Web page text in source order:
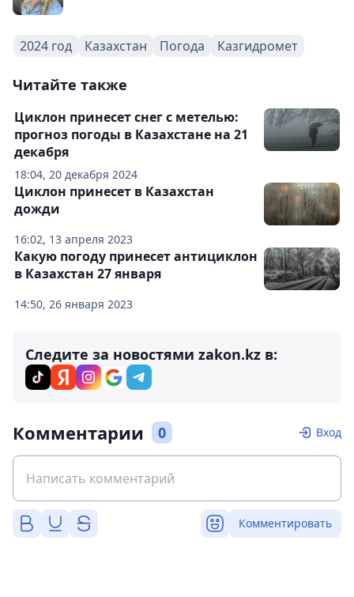
2024 год Казахстан Погода Казгидромет
Читайте также
18:04, 20 декабря 2024
Циклон принесет снег с метелью:
прогноз погоды в Казахстане на 21
декабря
16:02, 13 апреля 2023
Циклон принесет в Казахстан
дожди
14:50, 26 января 2023
Какую погоду принесет антициклон
в Казахстан 27 января
Следите за новостями zakon.kz в:
Комментарии 0 Вход
Комментировать